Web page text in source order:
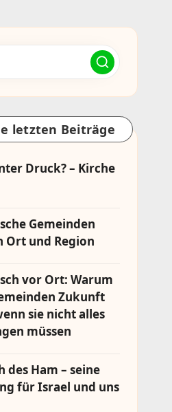
letzten Beiträge
Druck? – Kirche
Gemeinden
Ort und Region
vor Ort: Warum
Zukunft
sie nicht alles
müssen
des Ham – seine
für Israel und uns